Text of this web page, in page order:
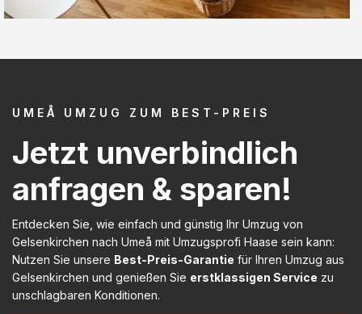
UMEÅ UMZUG ZUM BEST-PREIS
Jetzt unverbindlich
anfragen & sparen!
Entdecken Sie, wie einfach und günstig Ihr Umzug von
Gelsenkirchen nach Umeå mit Umzugsprofi Haase sein kann:
Nutzen Sie unsere Best-Preis-Garantie für Ihren Umzug aus
Gelsenkirchen und genießen Sie erstklassigen Service zu
unschlagbaren Konditionen.